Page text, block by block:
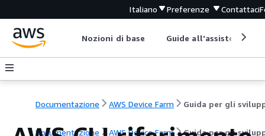
Italiano Preferenze Contattaci
Nozioni di base Guide all'assistenza
Documentazione AWS Device Farm
Documentazione AWS Device Farm Guida per gli